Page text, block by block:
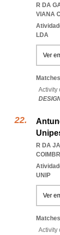
R DA
VIANA
LDA
Ver
Activity
R DA
UNIP
Ver
Activity